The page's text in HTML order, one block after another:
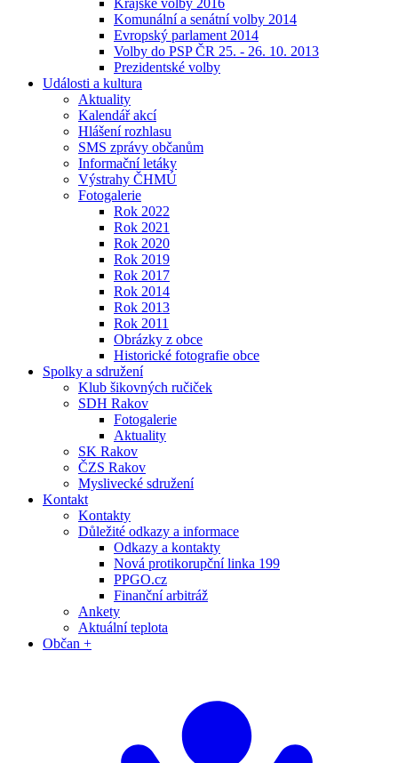
Krajské volby 2016
Komunální a senátní volby 2014
Evropský parlament 2014
Volby do PSP ČR 25. - 26. 10. 2013
Prezidentské volby
Události a kultura
Aktuality
Kalendář akcí
Hlášení rozhlasu
SMS zprávy občanům
Informační letáky
Výstrahy ČHMÚ
Fotogalerie
Rok 2022
Rok 2021
Rok 2020
Rok 2019
Rok 2017
Rok 2014
Rok 2013
Rok 2011
Obrázky z obce
Historické fotografie obce
Spolky a sdružení
Klub šikovných ručiček
SDH Rakov
Fotogalerie
Aktuality
SK Rakov
ČZS Rakov
Myslivecké sdružení
Kontakt
Kontakty
Důležité odkazy a informace
Odkazy a kontakty
Nová protikorupční linka 199
PPGO.cz
Finanční arbitráž
Ankety
Aktuální teplota
Občan +